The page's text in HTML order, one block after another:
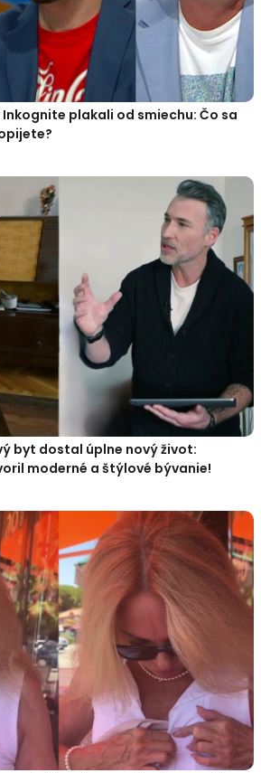
plakali od smiechu: Čo sa
byt dostal úplne nový život:
moderné a štýlové bývanie!